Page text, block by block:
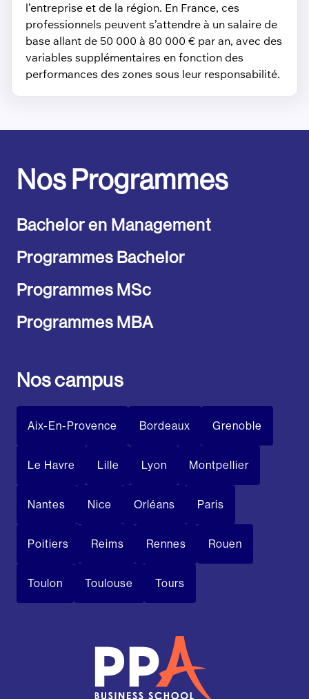
l’entreprise et de la région. En France, ces
professionnels peuvent s’attendre à un salaire de
base allant de 50 000 à 80 000 € par an, avec des
variables supplémentaires en fonction des
performances des zones sous leur responsabilité.
Nos Programmes
Bachelor en Management
Programmes Bachelor
Programmes MSc
Programmes MBA
Nos campus
Aix-En-Provence Bordeaux Grenoble
Le Havre Lille Lyon Montpellier
Nantes Nice Orléans Paris
Poitiers Reims Rennes Rouen
Toulon Toulouse Tours